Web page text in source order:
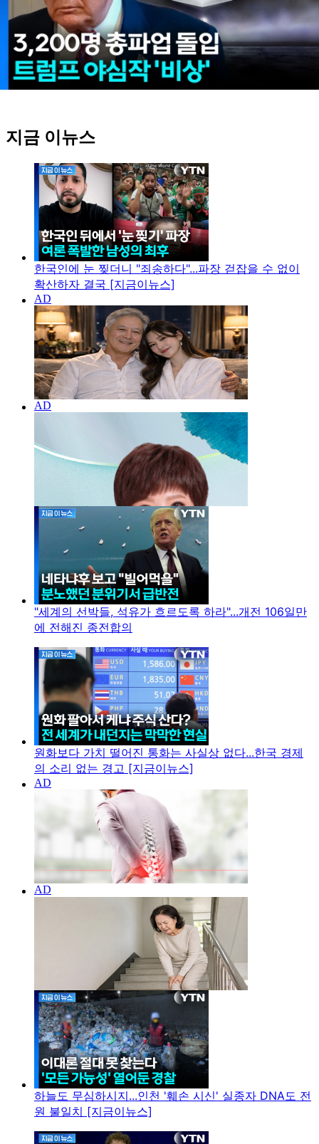
지금 이뉴스
한국인에 눈 찢더니 "죄송하다"...파장 걷잡을 수 없이
확산하자 결국 [지금이뉴스]
"세계의 선박들, 석유가 흐르도록 하라"...개전 106일만
에 전해진 종전합의
원화보다 가치 떨어진 통화는 사실상 없다...한국 경제
의 소리 없는 경고 [지금이뉴스]
하늘도 무심하시지...인천 '훼손 시신' 실종자 DNA도 전
원 불일치 [지금이뉴스]